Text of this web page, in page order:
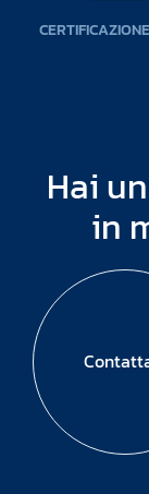
Hai
in